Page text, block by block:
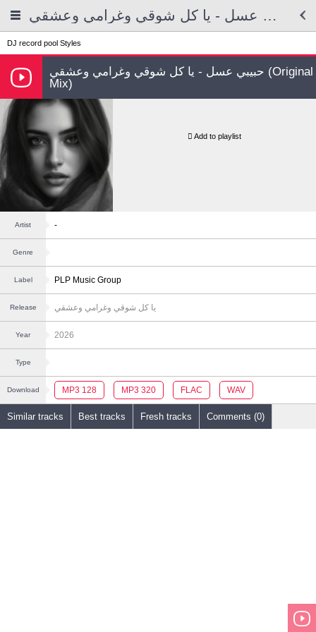
حبيبي عسل - يا كل شوقي وغرامي وعشقي
DJ record pool Styles
حبيبي عسل - يا كل شوقي وغرامي وعشقي (Original
Mix)
Add to playlist
Artist -
Genre
Label PLP Music Group
Release يا كل شوقي وغرامي وعشقي
Year 2026
Type
Download MP3 128 MP3 320 FLAC WAV
Similar tracks Best tracks Fresh tracks Comments (0)